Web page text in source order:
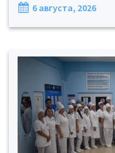
6 августа, 2026